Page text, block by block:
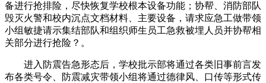
备进行抢排险，尽快恢复学校根本设备功能；协帮、消防部队
毁灭火警和校内沉点文档材料、主要设备，请求应急工做带领
小组敏捷请示集结部队和组织师生员工急救被埋人员并协帮相
关部分进行抢险？。
进入防震告急形态后，学校批示部将通过各类旧事前言发
布各类号令、防震减灾带领小组将通过德律风、口传等形式传